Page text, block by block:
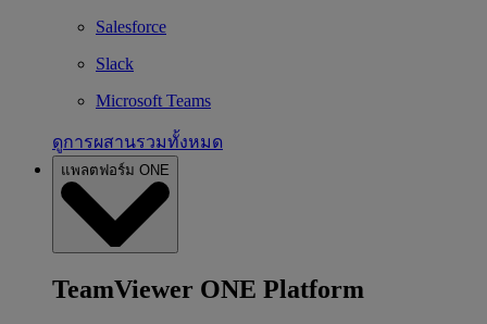
Salesforce
Slack
Microsoft Teams
ดูการผสานรวมทั้งหมด
แพลตฟอร์ม ONE
TeamViewer ONE Platform